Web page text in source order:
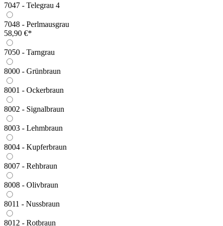
7047 - Telegrau 4
7048 - Perlmausgrau
58,90 €*
7050 - Tarngrau
8000 - Grünbraun
8001 - Ockerbraun
8002 - Signalbraun
8003 - Lehmbraun
8004 - Kupferbraun
8007 - Rehbraun
8008 - Olivbraun
8011 - Nussbraun
8012 - Rotbraun